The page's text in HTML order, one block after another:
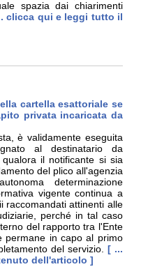
spazia dai chiarimenti
clicca qui e leggi tutto il
cartella esattoriale se
privata incaricata da
è validamente eseguita
al destinatario da
il notificante si sia
del plico all'agenzia
determinazione
vigente continua a
raccomandati attinenti alle
perché in tal caso
del rapporto tra l'Ente
permane in capo al primo
del servizio. [ ...
dell'articolo ]